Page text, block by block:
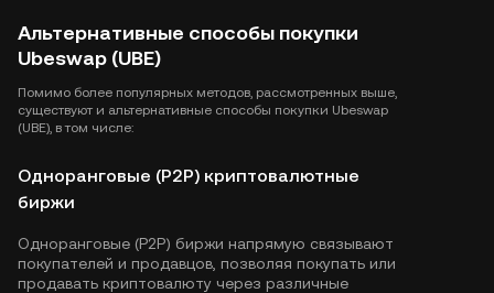
Альтернативные способы покупки
Ubeswap (UBE)
Помимо более популярных методов, рассмотренных выше,
существуют и альтернативные способы покупки Ubeswap
(UBE), в том числе:
Одноранговые (P2P) криптовалютные
биржи
Одноранговые (P2P) биржи напрямую связывают
покупателей и продавцов, позволяя покупать или
продавать криптовалюту через различные